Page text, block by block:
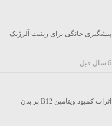
پیشگیری خانگی برای رینیت آلرژیک
6 سال قبل
اثرات کمبود ویتامین B12 بر بدن